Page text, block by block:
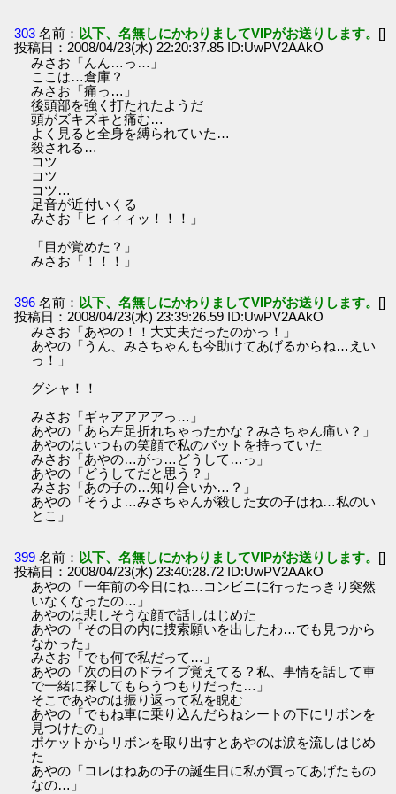
303 名前： 以下、名無しにかわりましてVIPがお送りします。 []
投稿日：2008/04/23(水) 22:20:37.85 ID:UwPV2AAkO
みさお「んん…っ…」
ここは…倉庫？
みさお「痛っ…」
後頭部を強く打たれたようだ
頭がズキズキと痛む…
よく見ると全身を縛られていた…
殺される…
コツ
コツ
コツ…
足音が近付いくる
みさお「ヒィィィッ！！！」
「目が覚めた？」
みさお「！！！」
396 名前： 以下、名無しにかわりましてVIPがお送りします。 []
投稿日：2008/04/23(水) 23:39:26.59 ID:UwPV2AAkO
みさお「あやの！！大丈夫だったのかっ！」
あやの「うん、みさちゃんも今助けてあげるからね…えい
っ！」
グシャ！！
みさお「ギャアアアアっ…」
あやの「あら左足折れちゃったかな？みさちゃん痛い？」
あやのはいつもの笑顔で私のバットを持っていた
みさお「あやの…がっ…どうして…っ」
あやの「どうしてだと思う？」
みさお「あの子の…知り合いか…？」
あやの「そうよ…みさちゃんが殺した女の子はね…私のい
とこ」
399 名前： 以下、名無しにかわりましてVIPがお送りします。 []
投稿日：2008/04/23(水) 23:40:28.72 ID:UwPV2AAkO
あやの「一年前の今日にね…コンビニに行ったっきり突然
いなくなったの…」
あやのは悲しそうな顔で話しはじめた
あやの「その日の内に捜索願いを出したわ…でも見つから
なかった」
みさお「でも何で私だって…」
あやの「次の日のドライブ覚えてる？私、事情を話して車
で一緒に探してもらうつもりだった…」
そこであやのは振り返って私を睨む
あやの「でもね車に乗り込んだらねシートの下にリボンを
見つけたの」
ポケットからリボンを取り出すとあやのは涙を流しはじめ
た
あやの「コレはねあの子の誕生日に私が買ってあげたもの
なの…」